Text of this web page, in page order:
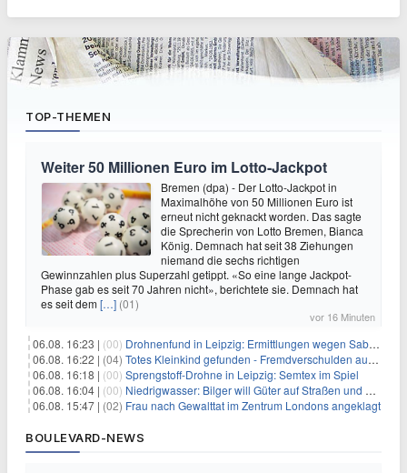
TOP-THEMEN
Weiter 50 Millionen Euro im Lotto-Jackpot
Bremen (dpa) - Der Lotto-Jackpot in
Maximalhöhe von 50 Millionen Euro ist
erneut nicht geknackt worden. Das sagte
die Sprecherin von Lotto Bremen, Bianca
König. Demnach hat seit 38 Ziehungen
niemand die sechs richtigen
Gewinnzahlen plus Superzahl getippt. «So eine lange Jackpot-
Phase gab es seit 70 Jahren nicht», berichtete sie. Demnach hat
es seit dem[…] (01)
vor 16 Minuten
06.08. 16:23 | (00) Drohnenfund in Leipzig: Ermittlungen wegen Sabotage und Spionage
06.08. 16:22 | (04) Totes Kleinkind gefunden - Fremdverschulden ausgeschlossen
06.08. 16:18 | (00) Sprengstoff-Drohne in Leipzig: Semtex im Spiel
06.08. 16:04 | (00) Niedrigwasser: Bilger will Güter auf Straßen und Schienen bringen
06.08. 15:47 | (02) Frau nach Gewalttat im Zentrum Londons angeklagt
BOULEVARD-NEWS